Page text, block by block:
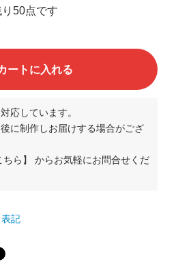
り50点です
ートに入れる
応しています。
に制作しお届けする場合がござ
ちら】
からお気軽にお問合せくだ
記